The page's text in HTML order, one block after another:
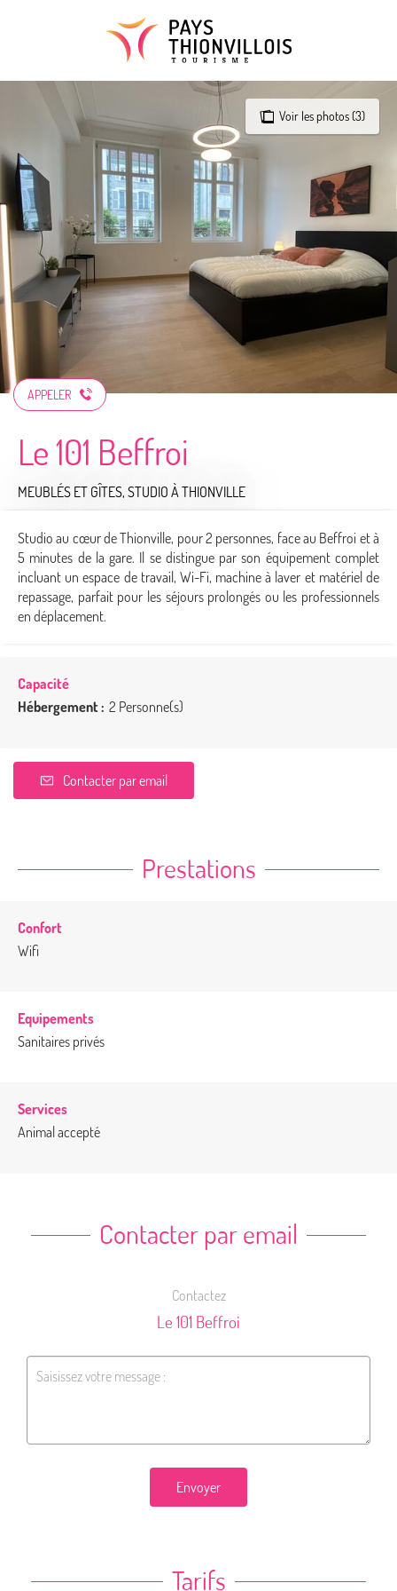
Voir les photos (3)
APPELER
Le 101 Beffroi
MEUBLÉS ET GÎTES, STUDIO À THIONVILLE
Studio au cœur de Thionville, pour 2 personnes, face au Beffroi et à
5 minutes de la gare. Il se distingue par son équipement complet
incluant un espace de travail, Wi-Fi, machine à laver et matériel de
repassage, parfait pour les séjours prolongés ou les professionnels
en déplacement.
Capacité
Hébergement : 2 Personne(s)
Contacter par email
Prestations
Confort
Wifi
Equipements
Sanitaires privés
Services
Animal accepté
Contacter par email
Contactez
Le 101 Beffroi
Envoyer
Tarifs